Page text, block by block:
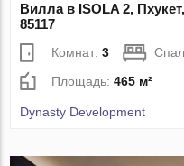
Вилла в ISOLA 2,
85117
Комнат:3
Площадь:465 м²
Dynasty Development